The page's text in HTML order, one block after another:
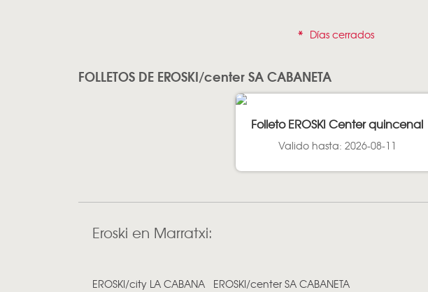
* Días cerrados
FOLLETOS DE EROSKI/center SA CABANETA
Folleto EROSKI Center quincenal
Valido hasta: 2026-08-11
Eroski en Marratxi:
EROSKI/city LA CABANA EROSKI/center SA CABANETA